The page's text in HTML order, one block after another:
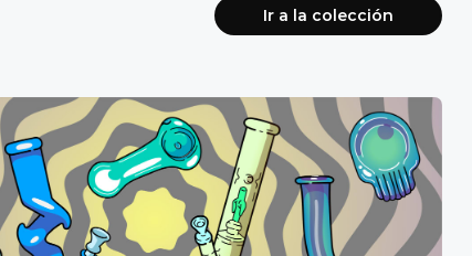
Ir a la colección